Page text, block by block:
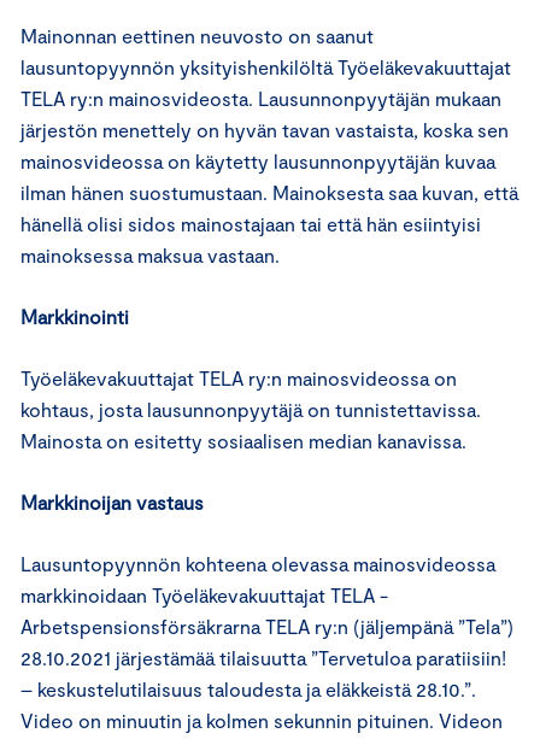
Mainonnan eettinen neuvosto on saanut
lausuntopyynnön yksityishenkilöltä Työeläkevakuuttajat
TELA ry:n mainosvideosta. Lausunnonpyytäjän mukaan
järjestön menettely on hyvän tavan vastaista, koska sen
mainosvideossa on käytetty lausunnonpyytäjän kuvaa
ilman hänen suostumustaan. Mainoksesta saa kuvan, että
hänellä olisi sidos mainostajaan tai että hän esiintyisi
mainoksessa maksua vastaan.
Markkinointi
Työeläkevakuuttajat TELA ry:n mainosvideossa on
kohtaus, josta lausunnonpyytäjä on tunnistettavissa.
Mainosta on esitetty sosiaalisen median kanavissa.
Markkinoijan vastaus
Lausuntopyynnön kohteena olevassa mainosvideossa
markkinoidaan Työeläkevakuuttajat TELA -
Arbetspensionsförsäkrarna TELA ry:n (jäljempänä ”Tela”)
28.10.2021 järjestämää tilaisuutta ”Tervetuloa paratiisiin!
– keskustelutilaisuus taloudesta ja eläkkeistä 28.10.”.
Video on minuutin ja kolmen sekunnin pituinen. Videon